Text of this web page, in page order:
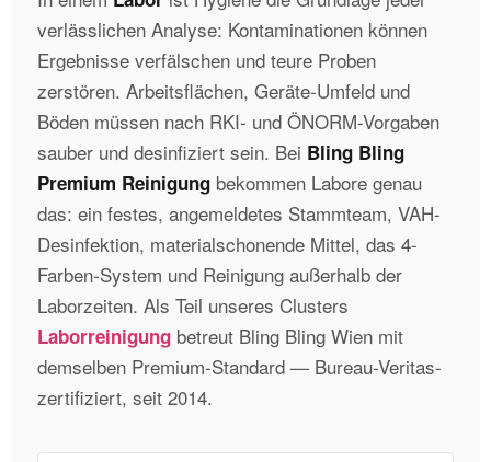
verlässlichen Analyse: Kontaminationen können
Ergebnisse verfälschen und teure Proben
zerstören. Arbeitsflächen, Geräte-Umfeld und
Böden müssen nach RKI- und ÖNORM-Vorgaben
sauber und desinfiziert sein. Bei Bling Bling
Premium Reinigung bekommen Labore genau
das: ein festes, angemeldetes Stammteam, VAH-
Desinfektion, materialschonende Mittel, das 4-
Farben-System und Reinigung außerhalb der
Laborzeiten. Als Teil unseres Clusters
Laborreinigung betreut Bling Bling Wien mit
demselben Premium-Standard — Bureau-Veritas-
zertifiziert, seit 2014.